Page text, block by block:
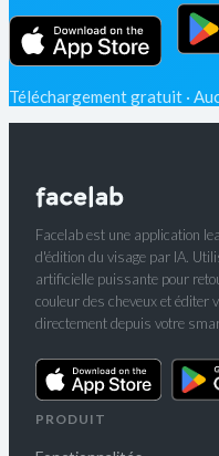
Téléchargement gratuit ·
Facelab est une application
d'édition du visage par IA.
artificielle puissante pour
couleur des cheveux et éditer
directement depuis votre
PRODUIT